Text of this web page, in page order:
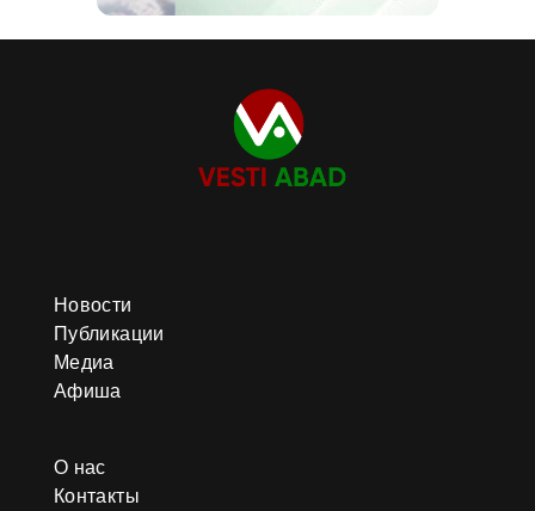
Новости
Публикации
Медиа
Афиша
О нас
Контакты